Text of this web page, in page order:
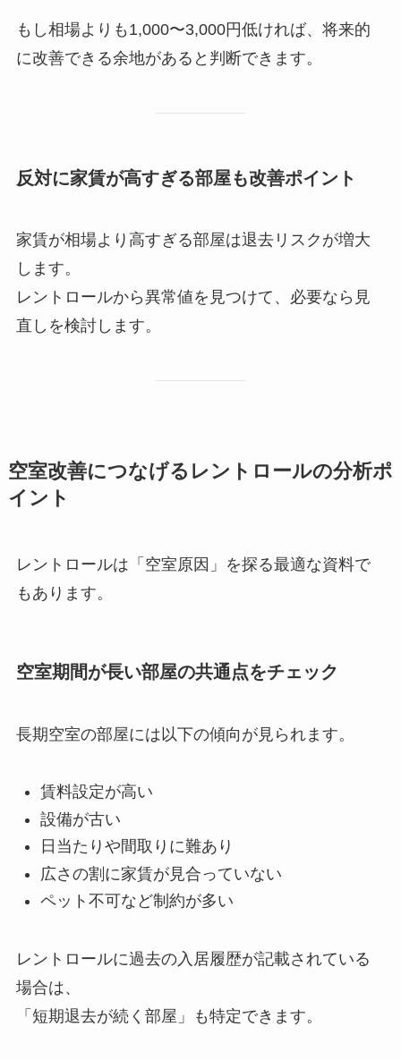
もし相場よりも1,000〜3,000円低ければ、将来的
に改善できる余地があると判断できます。
反対に家賃が高すぎる部屋も改善ポイント
家賃が相場より高すぎる部屋は退去リスクが増大
します。
レントロールから異常値を見つけて、必要なら見
直しを検討します。
空室改善につなげるレントロールの分析ポ
イント
レントロールは「空室原因」を探る最適な資料で
もあります。
空室期間が長い部屋の共通点をチェック
長期空室の部屋には以下の傾向が見られます。
賃料設定が高い
設備が古い
日当たりや間取りに難あり
広さの割に家賃が見合っていない
ペット不可など制約が多い
レントロールに過去の入居履歴が記載されている
場合は、
「短期退去が続く部屋」も特定できます。